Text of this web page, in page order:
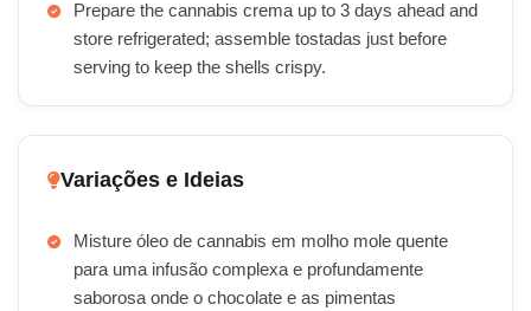
Prepare the cannabis crema up to 3 days ahead and
store refrigerated; assemble tostadas just before
serving to keep the shells crispy.
Variações e Ideias
Misture óleo de cannabis em molho mole quente
para uma infusão complexa e profundamente
saborosa onde o chocolate e as pimentas